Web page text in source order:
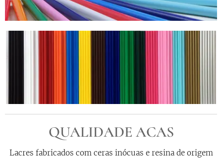
QUALIDADE ACAS
Lacres fabricados com ceras inócuas e resina de origem